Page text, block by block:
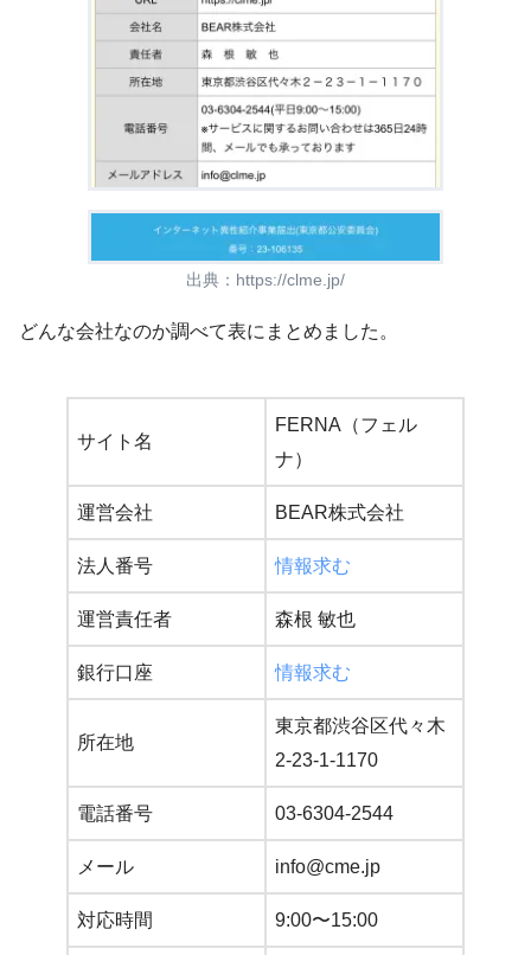
出典：https://clme.jp/
どんな会社なのか調べて表にまとめました。
サイト名
FERNA（フェル
ナ）
運営会社 BEAR株式会社
法人番号 情報求む
運営責任者 森根 敏也
銀行口座 情報求む
所在地
東京都渋谷区代々木
2-23-1-1170
電話番号 03-6304-2544
メール info@cme.jp
対応時間 9:00〜15:00